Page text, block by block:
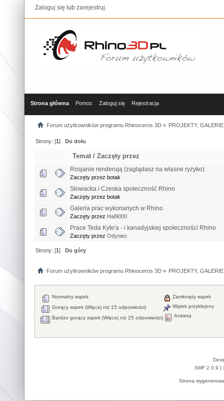
Zaloguj się lub zarejestruj.
Strona główna Pomoc Zaloguj się Rejestracja
Forum użytkowników programu Rhinoceros 3D» PROJEKTY,
Strony: [1]Do dołu
Temat /Zaczęty przez
Rosjanie renderują (zaglądasz na własne ryzyko)
Zaczęty przez botak
Słowacka i Czeska społeczność Rhino
Zaczęty przez botak
Galeria prac wykonanych w Rhino
Zaczęty przez Hal9000
Prace Teda Kyte'a - i kanadyjskiej społeczności Rhino
Zaczęty przez Odyniec
Strony: [1]Do góry
Forum użytkowników programu Rhinoceros 3D» PROJEKTY,
Normalny wątek
Gorący wątek (Więcej niż 15 odpowiedzi)
Bardzo gorący wątek (Więcej niż 25 odpowiedzi)
Zamknięty wątek
Wątek przyklejony
Ankieta
SMF 2.0.9 |
Strona